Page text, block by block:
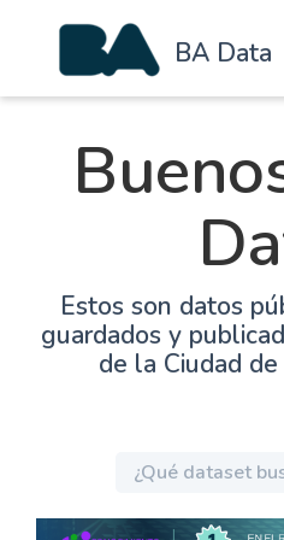
BA Data
Estos son datos
guardados y
de la Ciudad